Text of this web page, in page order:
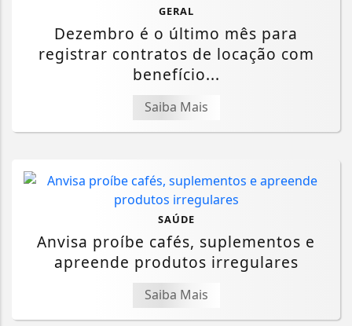
GERAL
Dezembro é o último mês para
registrar contratos de locação com
benefício...
Saiba Mais
SAÚDE
Anvisa proíbe cafés, suplementos e
apreende produtos irregulares
Saiba Mais